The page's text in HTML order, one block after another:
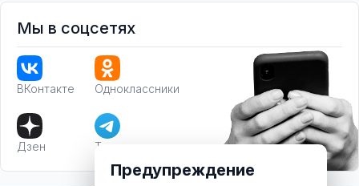
Мы в соцсетях
ВКонтакте Одноклассники
Дзен Телеграм
Предупреждение